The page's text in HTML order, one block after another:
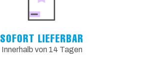
SOFORT LIEFERBAR
Innerhalb von 14 Tagen